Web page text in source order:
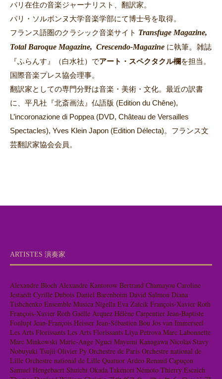
パリ在住の音楽ジャーナリスト、翻訳家。
パリ・ソルボンヌ大学音楽学部にて博士号を取得。
フランス語圏のクラシック音楽サイト Transfuge Magazine,
Total Baroque Magazine, Crescendo-Magazine に執筆。 雑誌
『ふらんす』（白水社）でアート・スペクタクル欄を担当。
国際音楽プレス協会理事。
翻訳家としての専門分野は音楽・美術・文化。最近の訳書
に、平凡社『北斎画法』仏語版 (Edition du Chêne),
L’incoronazione di Poppea (DVD, Château de Versailles
Spectacles), Yves Klein Japon (Edition Délecta)。フランス文
芸翻訳家協会会員。
ARTISTES 演奏家
Alexandre Bloch Alexandre Kantorow Bertrand Chamayou Caroline
Jestaedt Cyrille Dubois Daniel Barenboim David Salmon Diana
Tishchenko Ensemble Musica Nigella Eva Zaïcik François-Xavier Roth
François-Xavier Roth Gaëlle Arquez Hélène Carpentier Jean-Baptiste
Fonlupt Jean-François Heisser Jean-Sébastien Bou Jos van Immerseel
Les Arts Florissants Les Arts Florissants Liya Petrova Marc Labonnette
Marc Minkowski Marie-Ange Nguci Mayumi Kanagawa Nicolas Stavy
Nobuyuki Tsujii Olivier Py Orchestre de Paris Orchestre national de
Lille Orchestre national de Lille Quatuor Ardeo Renaud Capuçon
Samuel Hengebaert Shuichi Okada Takénori Némoto Thierry Escaich